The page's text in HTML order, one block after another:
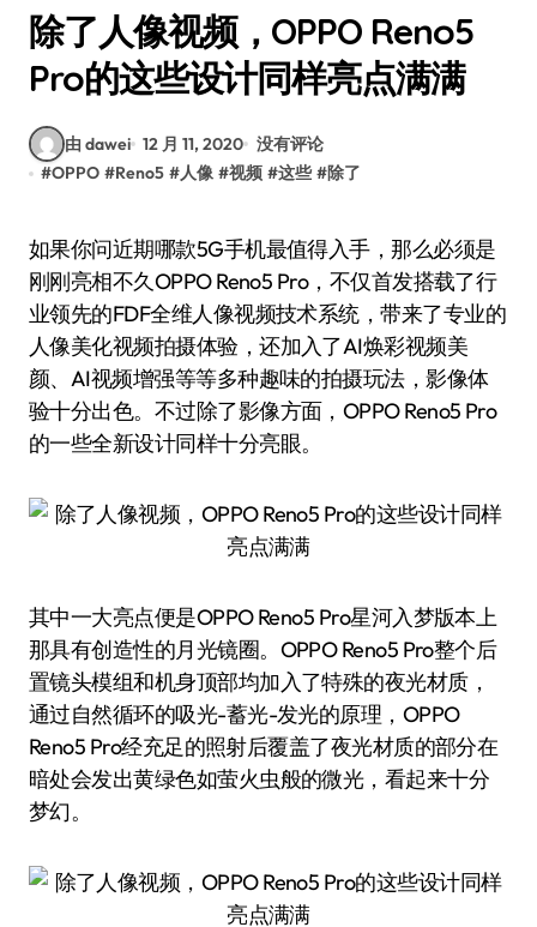
除了人像视频，OPPO Reno5
Pro的这些设计同样亮点满满
由 dawei 12 月 11, 2020 没有评论
#OPPO #Reno5 #人像 #视频 #这些 #除了
如果你问近期哪款5G手机最值得入手，那么必须是
刚刚亮相不久OPPO Reno5 Pro，不仅首发搭载了行
业领先的FDF全维人像视频技术系统，带来了专业的
人像美化视频拍摄体验，还加入了AI焕彩视频美
颜、AI视频增强等等多种趣味的拍摄玩法，影像体
验十分出色。不过除了影像方面，OPPO Reno5 Pro
的一些全新设计同样十分亮眼。
其中一大亮点便是OPPO Reno5 Pro星河入梦版本上
那具有创造性的月光镜圈。OPPO Reno5 Pro整个后
置镜头模组和机身顶部均加入了特殊的夜光材质，
通过自然循环的吸光-蓄光-发光的原理，OPPO
Reno5 Pro经充足的照射后覆盖了夜光材质的部分在
暗处会发出黄绿色如萤火虫般的微光，看起来十分
梦幻。